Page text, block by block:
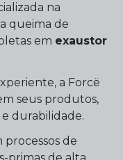
na
queima de
em exaustor
a Forcë
seus produtos,
durabilidade.
processos de